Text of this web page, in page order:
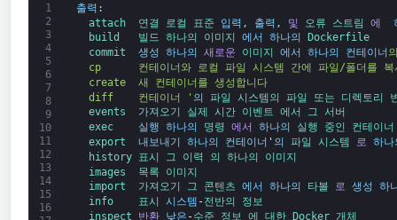
1
2
3
4
5
6
7
8
9
10
11
12
13
14
15
16
출력 :
attach
연결 로컬 표준 입력 , 출력 , 및 오류 스트림 에
build
빌드 하나의 이미지 에서 하나의
Dockerfile
commit 생성 하나의 새로운 이미지 에서 하나의 컨테이너
cp      컨테이너와 로컬 파일 시스템 간에 파일/폴더를 복
create  새 컨테이너를 생성합니다
diff    컨테이너 ' 의 파일 시스템의 파일 또는 디렉토리
events
가져오기 실제 시간 이벤트 에서 그 서버
exec
실행 하나의 명령 에서 하나의 실행 중인
컨테이너
export 내보내기 하나의 컨테이너 ' 의 파일 시스템 로 하나
history 표시 그 이력 의 하나의
이미지
images
목록
이미지
import
가져오기 그 콘텐츠 에서 하나의 타볼 로 생성 하
info
표시 시스템 -전반의
정보
inspect
반환 낮은 -수준 정보 에 대한 Docker 개체